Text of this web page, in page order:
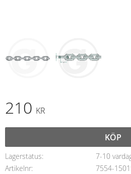
210 KR
KÖP
Lagerstatus
7-10
Artikelnr
7554-